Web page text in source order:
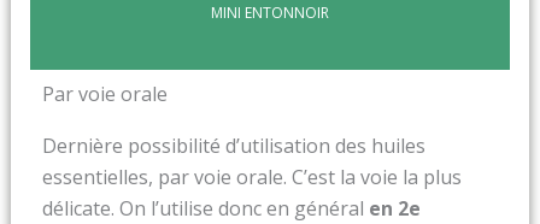
MINI ENTONNOIR
Par voie orale
Dernière possibilité d’utilisation des huiles
essentielles, par voie orale. C’est la voie la plus
délicate. On l’utilise donc en général en 2e